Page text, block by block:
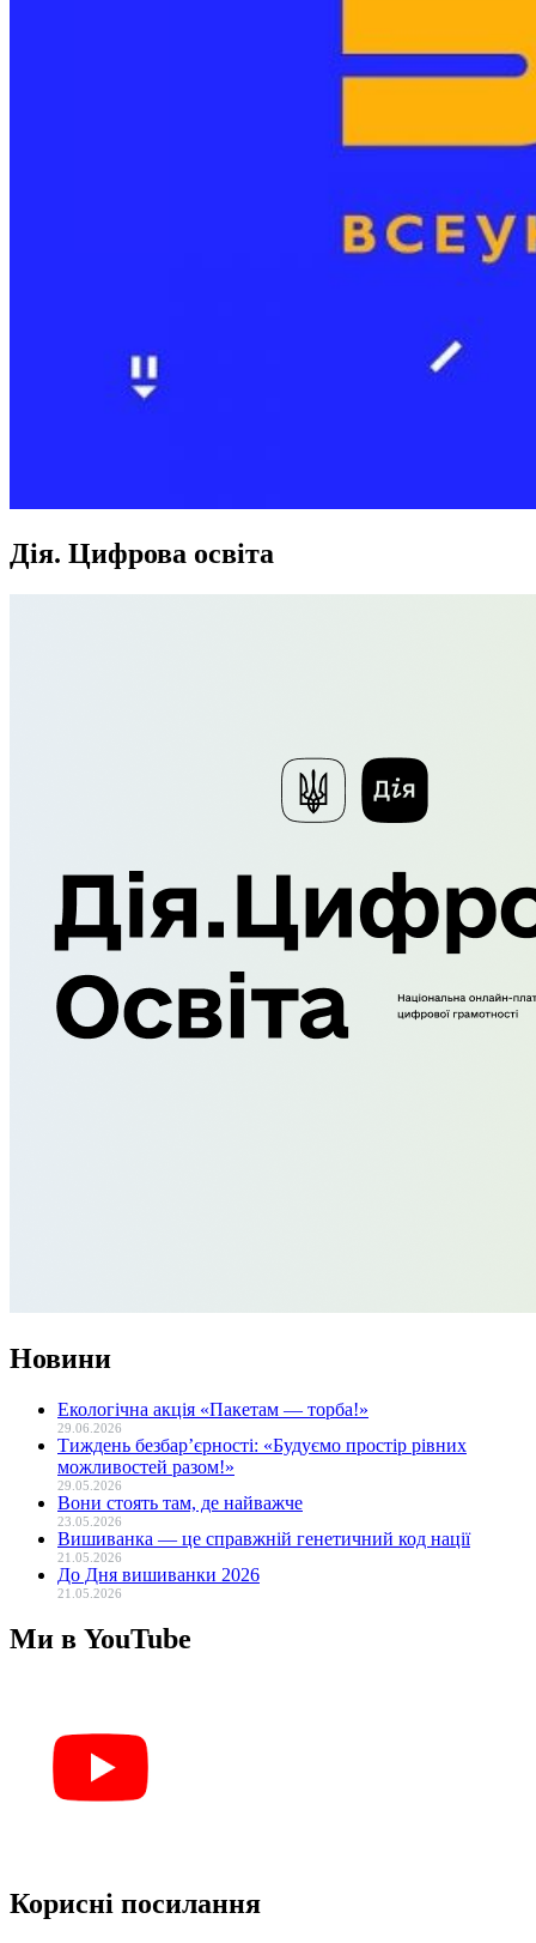
Дія. Цифрова освіта
Новини
Екологічна акція «Пакетам — торба!»
29.06.2026
Тиждень безбар’єрності: «Будуємо простір рівних
можливостей разом!»
29.05.2026
Вони стоять там, де найважче
23.05.2026
Вишиванка — це справжній генетичний код нації
21.05.2026
До Дня вишиванки 2026
21.05.2026
Ми в YouTube
Корисні посилання